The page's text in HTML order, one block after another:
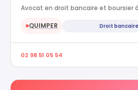
Avocat en droit bancaire et boursier
●QUIMPER Droit
02 98 51 05 54